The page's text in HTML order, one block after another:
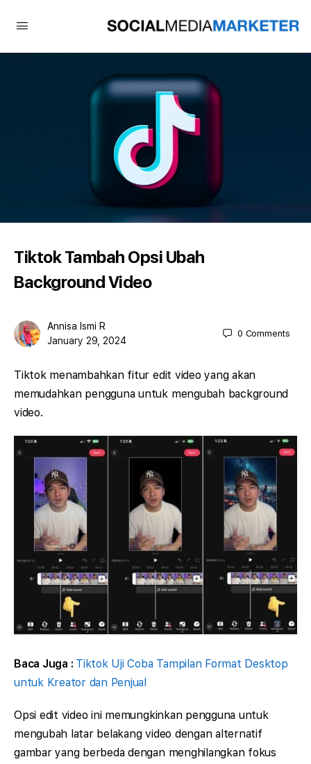
Tiktok Tambah Opsi Ubah
Background Video
Annisa Ismi R
January 29, 2024
0 Comments
Tiktok menambahkan fitur edit video yang akan
memudahkan pengguna untuk mengubah background
video.
Baca Juga : Tiktok Uji Coba Tampilan Format Desktop
untuk Kreator dan Penjual
Opsi edit video ini memungkinkan pengguna untuk
mengubah latar belakang video dengan alternatif
gambar yang berbeda dengan menghilangkan fokus